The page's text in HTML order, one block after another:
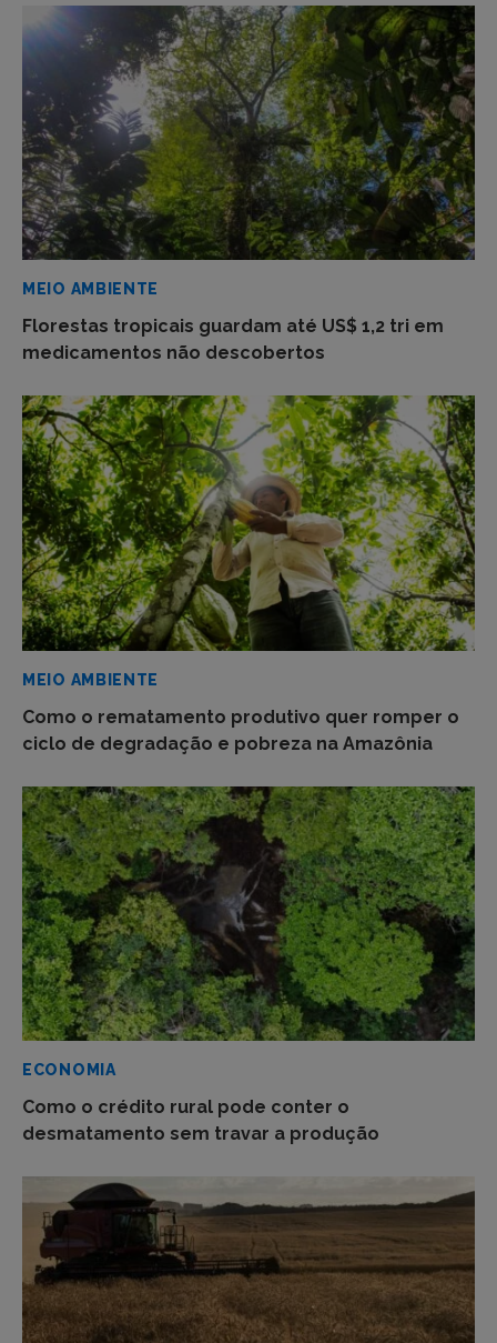
MEIO AMBIENTE
Florestas tropicais guardam até US$ 1,2 tri em
medicamentos não descobertos
MEIO AMBIENTE
Como o rematamento produtivo quer romper o
ciclo de degradação e pobreza na Amazônia
ECONOMIA
Como o crédito rural pode conter o
desmatamento sem travar a produção